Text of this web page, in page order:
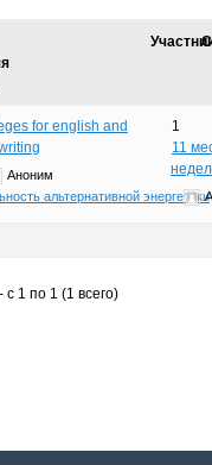
for english and
Аноним
альтернативной энергетики
1
11
1 по 1 (1 всего)